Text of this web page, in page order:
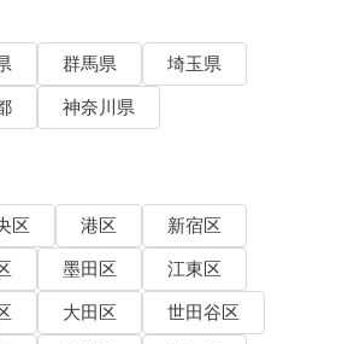
群馬県
埼玉県
神奈川県
区 港区
新宿区
墨田区
江東区
大田区
世田谷区